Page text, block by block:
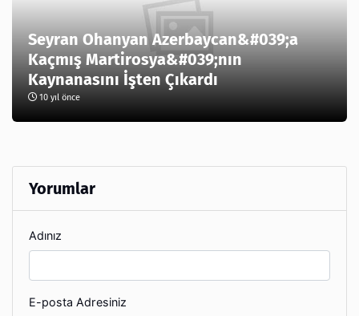
Seyran Ohanyan Azerbaycan&#039;a
Kaçmış Martirosya&#039;nın
Kaynanasını İşten Çıkardı
10 yıl önce
Yorumlar
Adınız
E-posta Adresiniz